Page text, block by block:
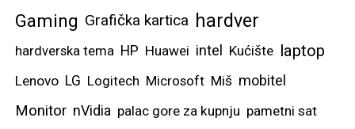
Gaming Grafička kartica hardver
hardverska tema HP Huawei intel Kućište laptop
Lenovo LG Logitech Microsoft Miš mobitel
Monitor nVidia palac gore za kupnju pametni sat